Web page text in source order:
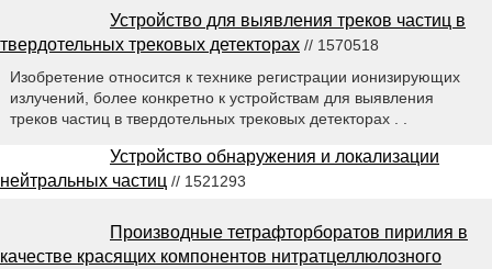
Устройство для выявления треков частиц в
твердотельных трековых детекторах // 1570518
Изобретение относится к технике регистрации ионизирующих
излучений, более конкретно к устройствам для выявления
треков частиц в твердотельных трековых детекторах . .
Устройство обнаружения и локализации
нейтральных частиц // 1521293
Производные тетрафторборатов пирилия в
качестве красящих компонентов нитратцеллюлозного